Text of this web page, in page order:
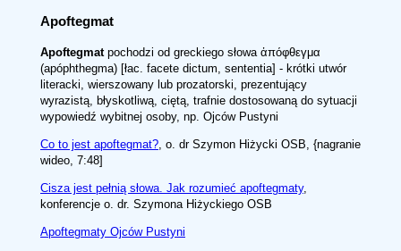
Apoftegmat
Apoftegmatpochodzi od greckiego słowa ἀπόφθεγμα
(apóphthegma) [łac. facete dictum, sententia] - krótki utwór
literacki, wierszowany lub prozatorski, prezentujący
wyrazistą, błyskotliwą, ciętą, trafnie dostosowaną do sytuacji
wypowiedź wybitnej osoby, np. Ojców Pustyni
Co to jest apoftegmat? , o. dr Szymon Hiżycki OSB, {nagranie
wideo, 7:48]
Cisza jest pełnią słowa. Jak rozumieć apoftegmaty,
konferencje o. dr. Szymona Hiżyckiego OSB
Apoftegmaty Ojców Pustyni